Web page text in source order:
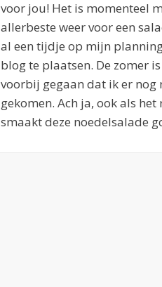
voor jou! Het is momenteel
allerbeste weer voor een
al een tijdje op mijn
blog te plaatsen. De zomer
voorbij gegaan dat ik er nog
gekomen. Ach ja, ook als het
smaakt deze noedelsalade